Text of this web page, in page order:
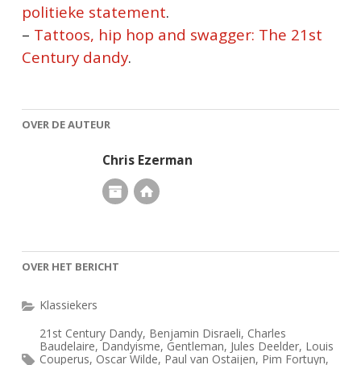
politieke statement.
– Tattoos, hip hop and swagger: The 21st
Century dandy.
OVER DE AUTEUR
Chris Ezerman
OVER HET BERICHT
Klassiekers
21st Century Dandy, Benjamin Disraeli, Charles
Baudelaire,Dandyisme, Gentleman, Jules Deelder, Louis
Couperus, Oscar Wilde, Paul van Ostaijen, Pim Fortuyn,